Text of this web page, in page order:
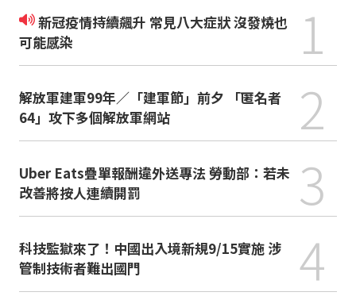
新冠疫情持續飆升 常見八大症狀 沒發燒也
可能感染
1
解放軍建軍99年／「建軍節」前夕 「匿名者
64」攻下多個解放軍網站
2
Uber Eats疊單報酬違外送專法 勞動部：若未
改善將按人連續開罰
3
科技監獄來了！中國出入境新規9/15實施 涉
管制技術者難出國門
4